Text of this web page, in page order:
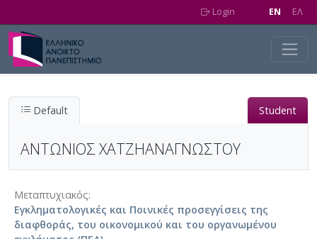
Login EN EΛ
Default Student
ΑΝΤΩΝΙΟΣ ΧΑΤΖΗΑΝΑΓΝΩΣΤΟΥ
Μεταπτυχιακός
Εγκληματολογικές και Ποινικές προσεγγίσεις της
διαφθοράς, του οικονομικού και του οργανωμένου